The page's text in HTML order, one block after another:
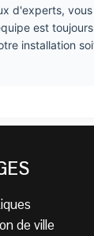
d'experts,
est
installation
de ville